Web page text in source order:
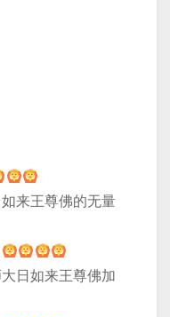
来王尊佛的无量
日如来王尊佛加